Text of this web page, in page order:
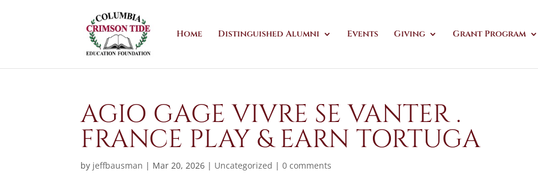
Home Distinguished Alumni Events Giving Grant Program
AGIO GAGE VIVRE SE VANTER .
FRANCE PLAY & EARN TORTUGA
by jeffbausman | Mar 20, 2026 | Uncategorized |0 comments